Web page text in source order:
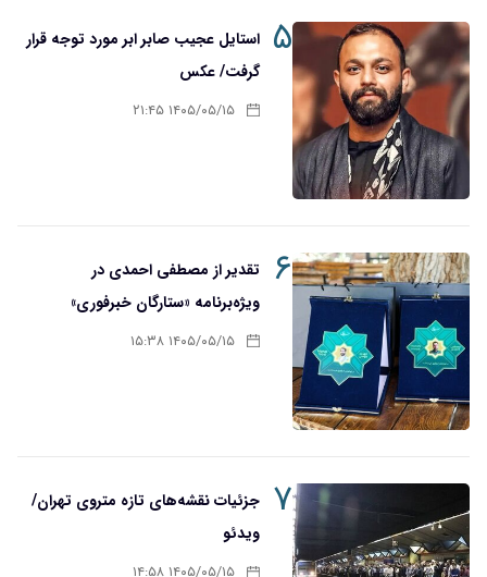
۵ استایل عجیب صابر ابر مورد توجه قرار
گرفت/ عکس
۱۴۰۵/۰۵/۱۵ ۲۱:۴۵
۶
تقدیر از مصطفی احمدی در
ویژه‌برنامه «ستارگان خبرفوری»
۱۴۰۵/۰۵/۱۵ ۱۵:۳۸
۷ جزئیات نقشه‌های تازه متروی تهران/
ویدئو